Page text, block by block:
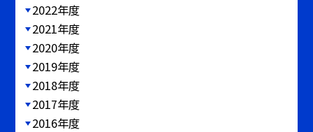
2022年度
2021年度
2020年度
2019年度
2018年度
2017年度
2016年度